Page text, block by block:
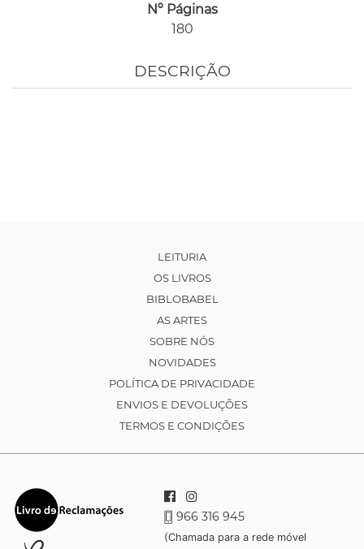
Nº Páginas
180
DESCRIÇÃO
LEITURIA
OS LIVROS
BIBLOBABEL
AS ARTES
SOBRE NÓS
NOVIDADES
POLÍTICA DE PRIVACIDADE
ENVIOS E DEVOLUÇÕES
TERMOS E CONDIÇÕES
966 316 945
(Chamada para a rede móvel